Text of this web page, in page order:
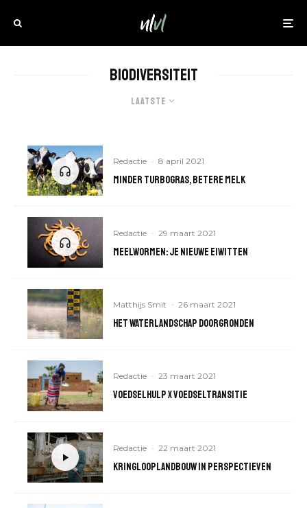
Biodiversiteit
Laatste
Redactie · 8 april 2021
Minder turbogras, betere melk
Redactie · 29 maart 2021
Meelwormen: je nieuwe eiwitten
Matthijs Smit · 26 maart 2021
Het waterlandschap doorgronden
Redactie · 23 maart 2021
Voedselhulp x voedseltransitie
Redactie · 22 maart 2021
Kringlooplandbouw in perspectieven